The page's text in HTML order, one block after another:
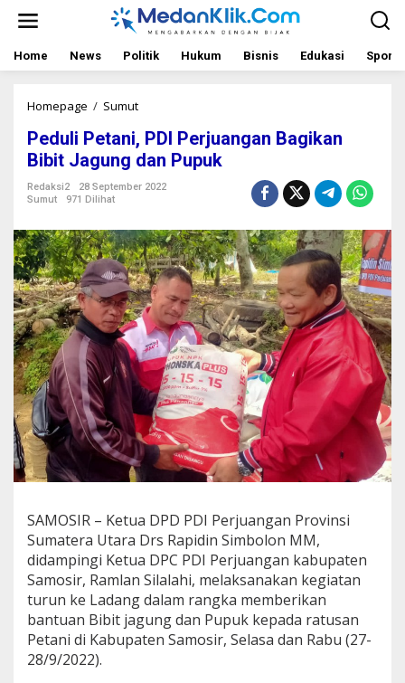
t
Home News Politik Hukum Bisnis Edukasi Sport
Homepage / Sumut
u
l
i
t
a
n
i
,
P
D
I
P
e
j
u
a
n
g
B
a
g
i
k
a
n
B
Peduli Petani, PDI Perjuangan Bagikan
Bibit Jagung dan Pupuk
Redaksi2
28 September 2022
Sumut
971 Dilihat
SAMOSIR – Ketua DPD PDI Perjuangan Provinsi
Sumatera Utara Drs Rapidin Simbolon MM,
didampingi Ketua DPC PDI Perjuangan kabupaten
Samosir, Ramlan Silalahi, melaksanakan kegiatan
turun ke Ladang dalam rangka memberikan
bantuan Bibit jagung dan Pupuk kepada ratusan
Petani di Kabupaten Samosir, Selasa dan Rabu (27-
28/9/2022).